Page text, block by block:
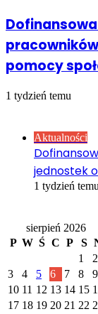
pomocy
1 tydzień temu
Aktualności
jednostek
1 tydzień temu
sierpień 2026
P W Ś C P S
1
2
3
4 5 6 7 8
9
10 11 12 13 14 15
17 18 19 20 21 22